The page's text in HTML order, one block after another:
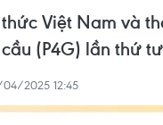
Việt Nam và
(P4G) lần thứ
04/2025 12:45